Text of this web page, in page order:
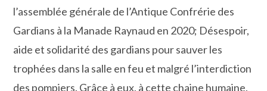
l’assemblée générale de l’Antique Confrérie des
Gardians à la Manade Raynaud en 2020; Désespoir,
aide et solidarité des gardians pour sauver les
trophées dans la salle en feu et malgré l’interdiction
des pompiers. Grâce à eux, à cette chaine humaine,